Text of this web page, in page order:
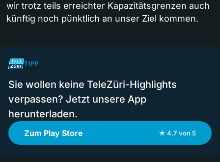
wir trotz teils erreichter Kapazitätsgrenzen auch
künftig noch pünktlich an unser Ziel kommen.
TIPP
Sie wollen keine TeleZüri-Highlights
verpassen? Jetzt unsere App
herunterladen.
Zum Play Store ★ 4.7 von 5